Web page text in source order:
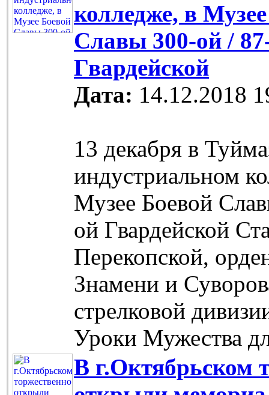
колледже, в
Славы 300-ой /
Гвардейской
Дата: 14.12.2018
13 декабря в
индустриальном
Музее Боевой
ой Гвардейской
Перекопской,
Знамени и
стрелковой
Уроки Мужества
В г.Октябрьском